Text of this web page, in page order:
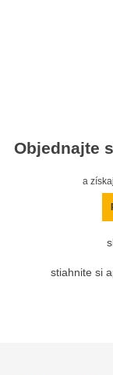
Objednajte
a
stiahnite si